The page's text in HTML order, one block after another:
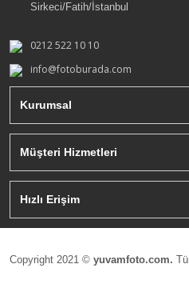
Sirkeci/Fatih/İstanbul
0212 522 10 10
info@fotoburada.com
Kurumsal
Müşteri Hizmetleri
Hızlı Erişim
Copyright 2021 © yuvamfoto.com.